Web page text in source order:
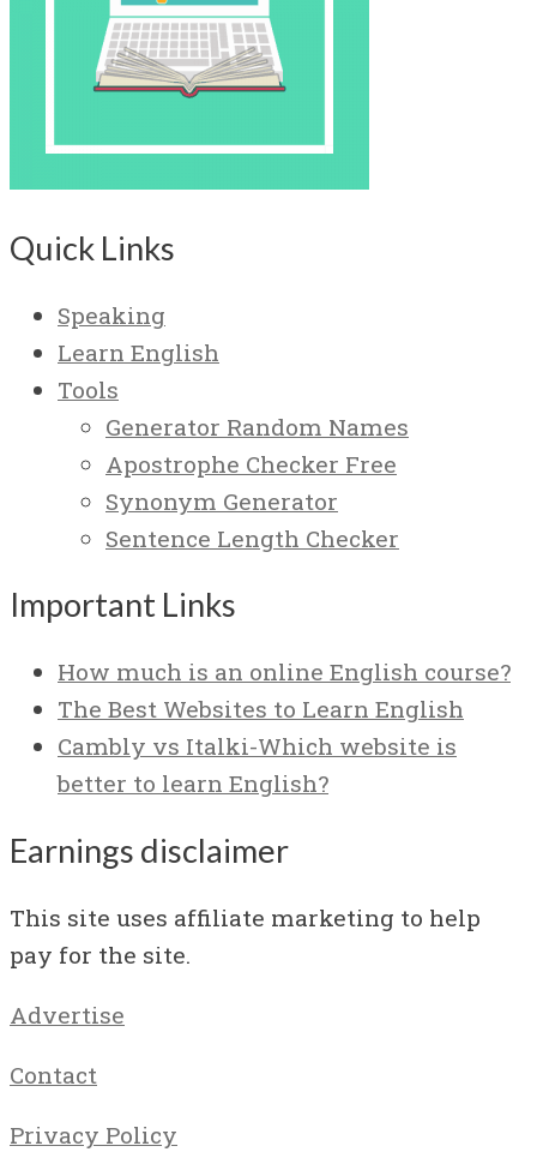
Quick Links
Speaking
Learn English
Tools
Generator Random Names
Apostrophe Checker Free
Synonym Generator
Sentence Length Checker
Important Links
How much is an online English course?
The Best Websites to Learn English
Cambly vs Italki-Which website is
better to learn English?
Earnings disclaimer
This site uses affiliate marketing to help
pay for the site.
Advertise
Contact
Privacy Policy